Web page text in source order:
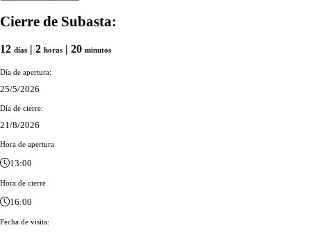
Cierre de Subasta:
12 días | 2 horas | 20 minutos
Día de apertura:
25/5/2026
Día de cierre:
21/8/2026
Hora de apertura
13:00
Hora de cierre
16:00
Fecha de visita: